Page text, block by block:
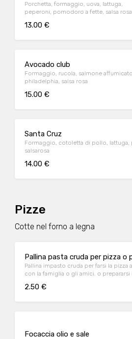
Porchetta, formaggio, uova, lattuga,
peperoni, pomodoro a fette, salsa rosa
13.00 €
Avocado club
Formaggio, rucola, salmone
philadelphia, salsa rosa
15.00 €
Santa Cruz
Formaggio, cotoletta di pollo, lattuga,
salsarosa
14.00 €
Pizze
Cotte nel forno a legna
Pallina pasta cruda per pizza o
Pallina impasto cruda per farsi la pizza
con la famiglia o gli amici. o prepararsi
2.50 €
Focaccia olio e sale